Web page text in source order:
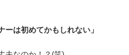
ーは初めてかもしれない」